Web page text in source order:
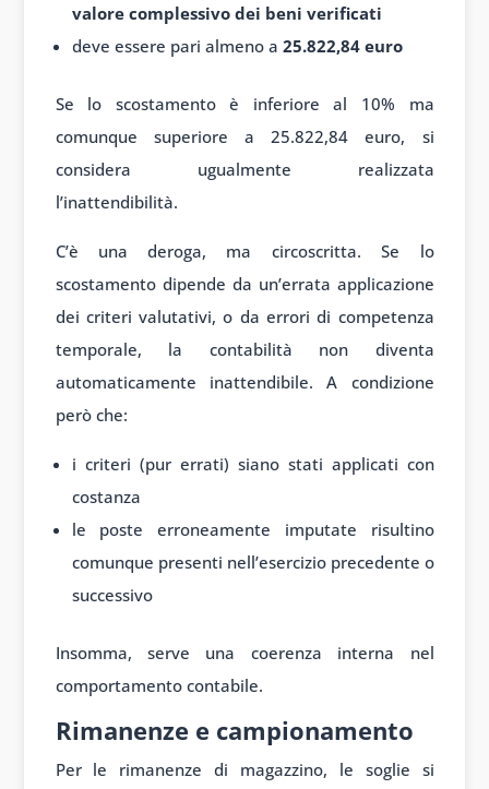
valore complessivo dei beni verificati
deve essere pari almeno a 25.822,84 euro
Se lo scostamento è inferiore al 10% ma
comunque superiore a 25.822,84 euro, si
considera ugualmente realizzata
l’inattendibilità.
C’è una deroga, ma circoscritta. Se lo
scostamento dipende da un’errata applicazione
dei criteri valutativi, o da errori di competenza
temporale, la contabilità non diventa
automaticamente inattendibile. A condizione
però che:
i criteri (pur errati) siano stati applicati con
costanza
le poste erroneamente imputate risultino
comunque presenti nell’esercizio precedente o
successivo
Insomma, serve una coerenza interna nel
comportamento contabile.
Rimanenze e campionamento
Per le rimanenze di magazzino, le soglie si